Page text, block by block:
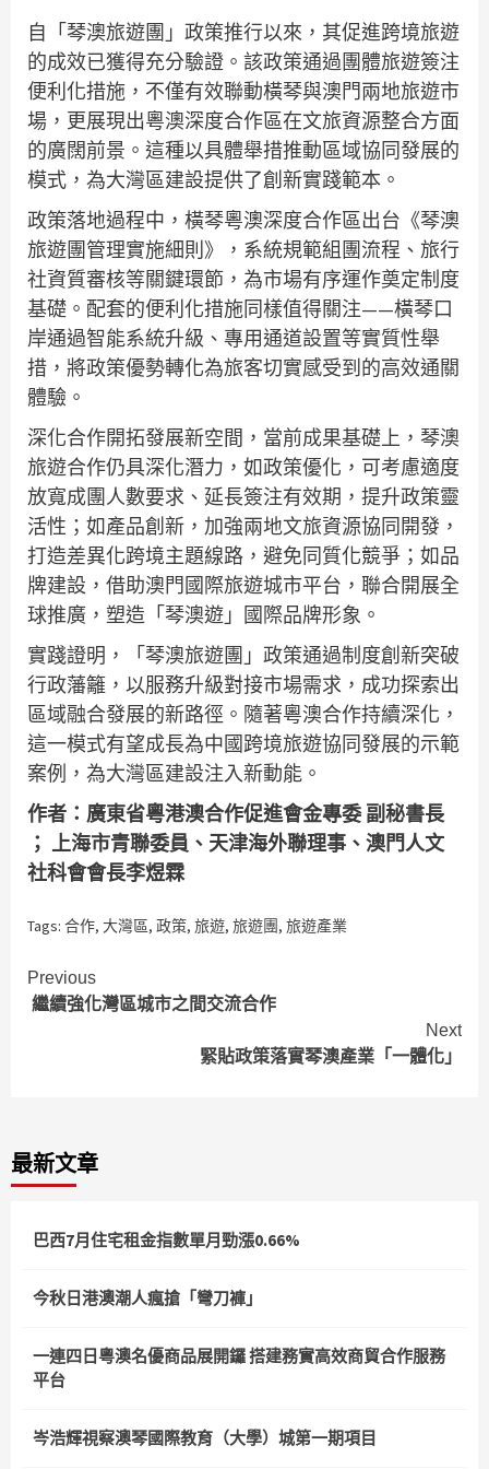
自「琴澳旅遊團」政策推行以來，其促進跨境旅遊
的成效已獲得充分驗證。該政策通過團體旅遊簽注
便利化措施，不僅有效聯動橫琴與澳門兩地旅遊市
場，更展現出粵澳深度合作區在文旅資源整合方面
的廣闊前景。這種以具體舉措推動區域協同發展的
模式，為大灣區建設提供了創新實踐範本。
政策落地過程中，橫琴粵澳深度合作區出台《琴澳
旅遊團管理實施細則》，系統規範組團流程、旅行
社資質審核等關鍵環節，為市場有序運作奠定制度
基礎。配套的便利化措施同樣值得關注——橫琴口
岸通過智能系統升級、專用通道設置等實質性舉
措，將政策優勢轉化為旅客切實感受到的高效通關
體驗。
深化合作開拓發展新空間，當前成果基礎上，琴澳
旅遊合作仍具深化潛力，如政策優化，可考慮適度
放寬成團人數要求、延長簽注有效期，提升政策靈
活性；如產品創新，加強兩地文旅資源協同開發，
打造差異化跨境主題線路，避免同質化競爭；如品
牌建設，借助澳門國際旅遊城市平台，聯合開展全
球推廣，塑造「琴澳遊」國際品牌形象。
實踐證明，「琴澳旅遊團」政策通過制度創新突破
行政藩籬，以服務升級對接市場需求，成功探索出
區域融合發展的新路徑。隨著粵澳合作持續深化，
這一模式有望成長為中國跨境旅遊協同發展的示範
案例，為大灣區建設注入新動能。
作者：廣東省粵港澳合作促進會金專委 副秘書長
； 上海市青聯委員、天津海外聯理事、澳門人文
社科會會長李煜霖
Tags: 合作, 大灣區, 政策, 旅遊, 旅遊團, 旅遊產業
Continue
Reading
Previous
繼續強化灣區城市之間交流合作
Next
緊貼政策落實琴澳產業「一體化」
最新文章
巴西7月住宅租金指數單月勁漲0.66%
今秋日港澳潮人瘋搶「彎刀褲」
一連四日粵澳名優商品展開鑼 搭建務實高效商貿合作服務
平台
岑浩輝視察澳琴國際教育（大學）城第一期項目